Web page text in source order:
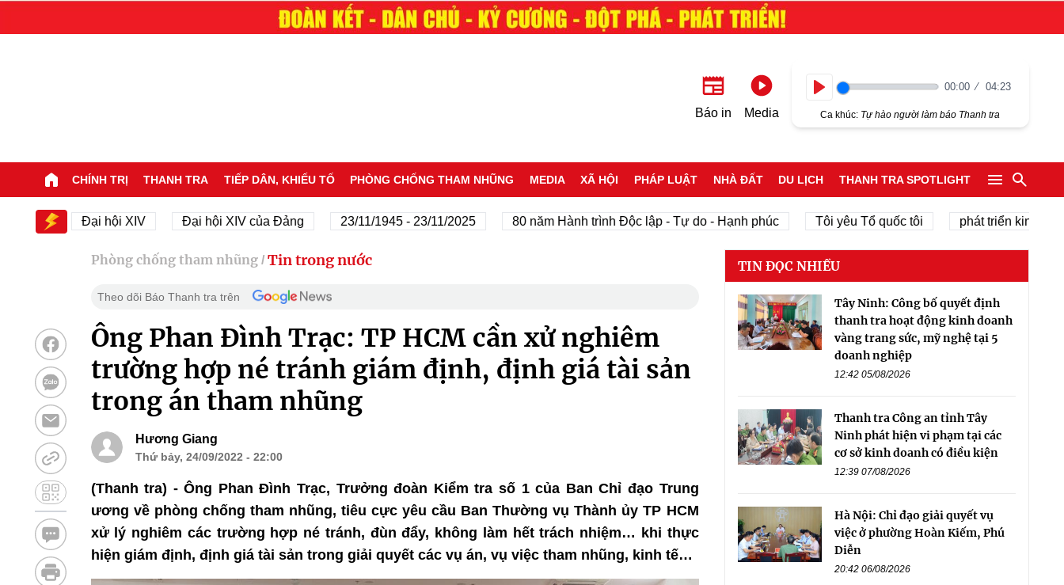
Báo in Media
00:00 04:23
Ca khúc: Tự hào người làm báo Thanh tra
CHÍNH TRỊ THANH TRA TIẾP DÂN, KHIẾU TỐ PHÒNG CHỐNG THAM NHŨNG MEDIA XÃ HỘI PHÁP LUẬT NHÀ ĐẤT DU LỊCH THANH TRA SPOTLIGHT
Đại hội XIV Đại hội XIV của Đảng 23/11/1945 - 23/11/2025 80 năm Hành trình Độc lập - Tự do - Hạnh phúc Tôi yêu Tổ quốc tôi phát triển kinh tế tư
Phòng chống tham nhũng / Tin trong nước
Theo dõi Báo Thanh tra trên
Ông Phan Đình Trạc: TP HCM cần xử nghiêm
trường hợp né tránh giám định, định giá tài sản
trong án tham nhũng
Hương Giang
Thứ bảy, 24/09/2022 - 22:00
(Thanh tra) - Ông Phan Đình Trạc, Trưởng đoàn Kiểm tra số 1 của Ban Chỉ đạo Trung
ương về phòng chống tham nhũng, tiêu cực yêu cầu Ban Thường vụ Thành ủy TP HCM
xử lý nghiêm các trường hợp né tránh, đùn đẩy, không làm hết trách nhiệm… khi thực
hiện giám định, định giá tài sản trong giải quyết các vụ án, vụ việc tham nhũng, kinh tế…
TIN ĐỌC NHIỀU
Tây Ninh: Công bố quyết định
thanh tra hoạt động kinh doanh
vàng trang sức, mỹ nghệ tại 5
doanh nghiệp
12:42 05/08/2026
Thanh tra Công an tỉnh Tây
Ninh phát hiện vi phạm tại các
cơ sở kinh doanh có điều kiện
12:39 07/08/2026
Hà Nội: Chỉ đạo giải quyết vụ
việc ở phường Hoàn Kiếm, Phú
Diễn
20:42 06/08/2026